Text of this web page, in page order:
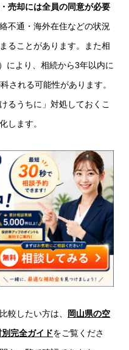
売却には全員の同意が必要
不通・海外在住などの状況
ることがあります。また相
により、相続から3年以内に
される可能性があります。
るうちに」対処しておくこ
します。
較したい方は、
岡山県の空
完全ガイドをご覧くださ